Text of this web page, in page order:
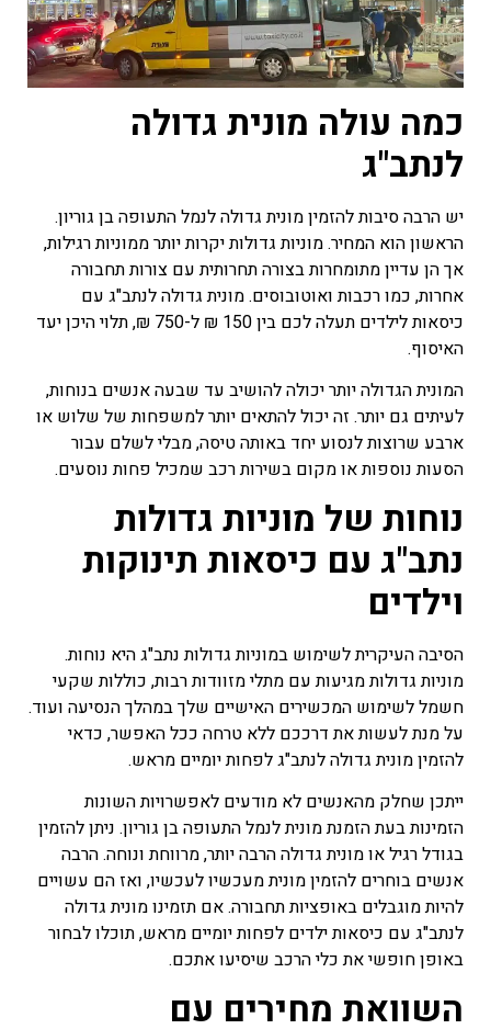
כמה עולה מונית גדולה
לנתב"ג
יש הרבה סיבות להזמין מונית גדולה לנמל התעופה בן גוריון.
הראשון הוא המחיר. מוניות גדולות יקרות יותר ממוניות רגילות,
אך הן עדיין מתומחרות בצורה תחרותית עם צורות תחבורה
אחרות, כמו רכבות ואוטובוסים. מונית גדולה לנתב"ג עם
כיסאות לילדים תעלה לכם בין 150 ₪ ל-750 ₪, תלוי היכן יעד
האיסוף.
המונית הגדולה יותר יכולה להושיב עד שבעה אנשים בנוחות,
לעיתים גם יותר. זה יכול להתאים יותר למשפחות של שלוש או
ארבע שרוצות לנסוע יחד באותה טיסה, מבלי לשלם עבור
הסעות נוספות או מקום בשירות רכב שמכיל פחות נוסעים.
נוחות של מוניות גדולות
נתב"ג עם כיסאות תינוקות
וילדים
הסיבה העיקרית לשימוש במוניות גדולות נתב"ג היא נוחות.
מוניות גדולות מגיעות עם מתלי מזוודות רבות, כוללות שקעי
חשמל לשימוש המכשירים האישיים שלך במהלך הנסיעה ועוד.
על מנת לעשות את דרככם ללא טרחה ככל האפשר, כדאי
להזמין מונית גדולה לנתב"ג לפחות יומיים מראש.
ייתכן שחלק מהאנשים לא מודעים לאפשרויות השונות
הזמינות בעת הזמנת מונית לנמל התעופה בן גוריון. ניתן להזמין
בגודל רגיל או מונית גדולה הרבה יותר, מרווחת ונוחה. הרבה
אנשים בוחרים להזמין מונית מעכשיו לעכשיו, ואז הם עשויים
להיות מוגבלים באופציות תחבורה. אם תזמינו מונית גדולה
לנתב"ג עם כיסאות ילדים לפחות יומיים מראש, תוכלו לבחור
באופן חופשי את כלי הרכב שיסיעו אתכם.
השוואת מחירים עם